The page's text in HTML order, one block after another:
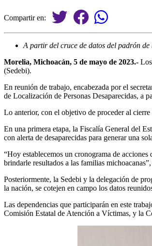
Compartir en:
A partir del cruce de datos del padrón
Morelia, Michoacán, 5 de mayo de 2023.-
(Sedebi).
En reunión de trabajo, encabezada por el
de Localización de Personas Desaparecidas, a
Lo anterior, con el objetivo de proceder al cierre
En una primera etapa, la Fiscalía General del
con alerta de desaparecidas para generar una
“Hoy establecemos un cronograma de
brindarle resultados a las familias
Posteriormente, la Sedebi y la delegación de
la nación, se cotejen en campo los datos
Las dependencias que participarán en este
Comisión Estatal de Atención a Víctimas, y la